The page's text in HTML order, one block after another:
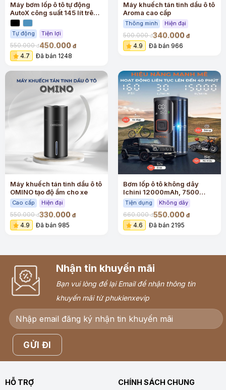
Máy bơm lốp ô tô tự động
AutoX công suất 145 lít trên
phút động cơ nhập từ Đức
Tự động Tiện lợi
550.000đ450.000 đ
4.7 Đã bán 1248
Máy khuếch tán tinh dầu ô tô
Aroma cao cấp
Thông minh Hiện đại
500.000đ340.000 đ
4.9 Đã bán 966
Máy khuếch tán tinh dầu ô tô
OMINO tạo độ ẩm cho xe
Cao cấp Hiện đại
550.000đ330.000 đ
4.9 Đã bán 985
Bơm lốp ô tô không dây
Ichini 12000mAh, 7500
mAh, 4000 mAh, xi lanh đôi,
160 psi , nguồn điện kép
Tiện dụng Không dây
660.000đ550.000 đ
4.6 Đã bán 2195
Nhận tin khuyến mãi
Bạn vui lòng để lại Email để nhận thông tin
khuyến mãi từ phukienxevip
HỖ TRỢ
CHÍNH SÁCH CHUNG